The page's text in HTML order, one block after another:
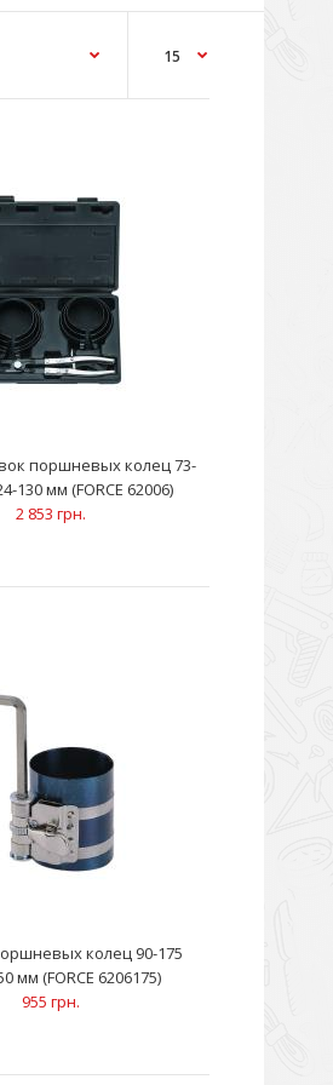
включающих
п..
л..
поршневых колец 73-
130 мм (FORCE 62006)
2 853 грн.
колец 90-175
мм (FORCE 6206175)
955 грн.